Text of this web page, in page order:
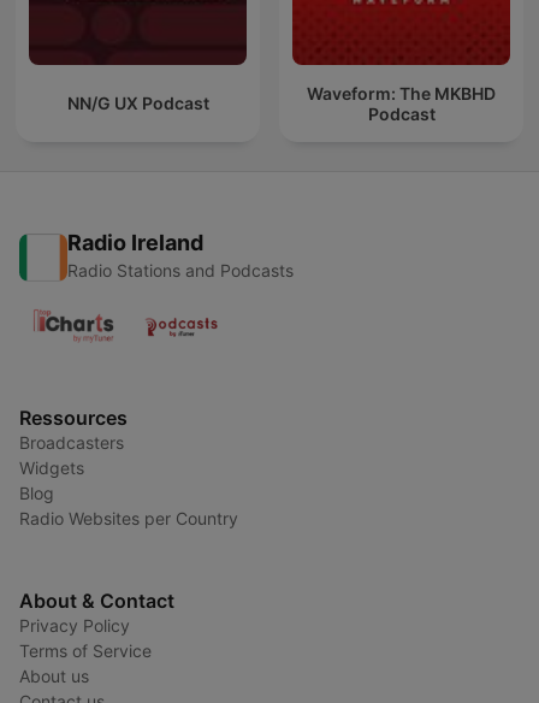
NN/G UX Podcast
Waveform: The MKBHD
Podcast
Radio Ireland
Radio Stations and Podcasts
Ressources
Broadcasters
Widgets
Blog
Radio Websites per Country
About & Contact
Privacy Policy
Terms of Service
About us